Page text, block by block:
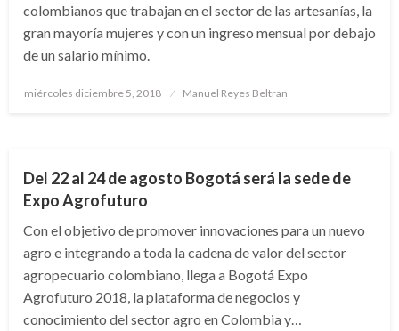
colombianos que trabajan en el sector de las artesanías, la
gran mayoría mujeres y con un ingreso mensual por debajo
de un salario mínimo.
Publicado
miércoles diciembre 5, 2018 Manuel Reyes Beltran
Del 22 al 24 de agosto Bogotá será la sede de
Expo Agrofuturo
Con el objetivo de promover innovaciones para un nuevo
agro e integrando a toda la cadena de valor del sector
agropecuario colombiano, llega a Bogotá Expo
Agrofuturo 2018, la plataforma de negocios y
conocimiento del sector agro en Colombia y…